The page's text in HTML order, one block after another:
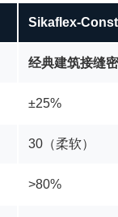
Sikaflex-
经典建筑接缝
±25%
30（柔软）
>80%